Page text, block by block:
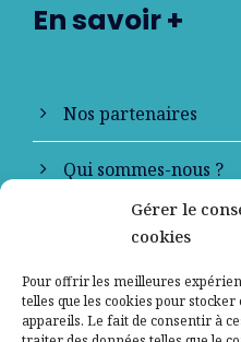
Gérer le
cookies
Pour offrir les meilleures
telles que les cookies pour
appareils. Le fait de consentir à
En savoir +
Nos partenaires
Qui sommes-nous ?
Contactez-nous
Mentions légales
Politique de